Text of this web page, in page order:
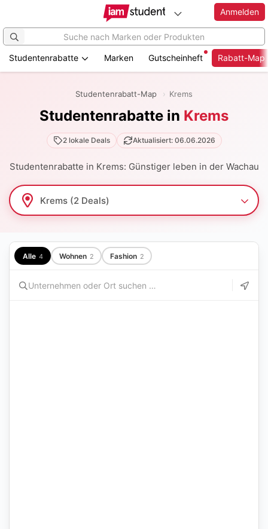
Anmelden
Studentenrabatte Marken Gutscheinheft Rabatt-Map
Studentenrabatt-Map Krems
Studentenrabatte in Krems
2 lokale Deals Aktualisiert: 06.06.2026
Studentenrabatte in Krems: Günstiger leben in der Wachau
Alle 4 Wohnen 2 Fashion 2